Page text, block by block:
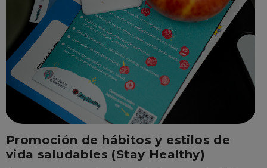
Promoción de hábitos y estilos de
vida saludables (Stay Healthy)